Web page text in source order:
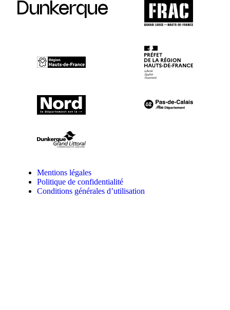
Dunkerque
Mentions légales
Politique de confidentialité
Conditions générales d’utilisation